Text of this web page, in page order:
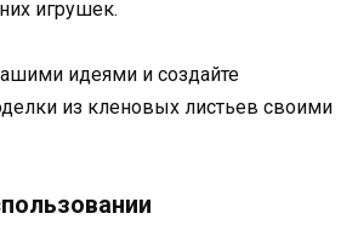
игрушек.
идеями и создайте
из кленовых листьев своими